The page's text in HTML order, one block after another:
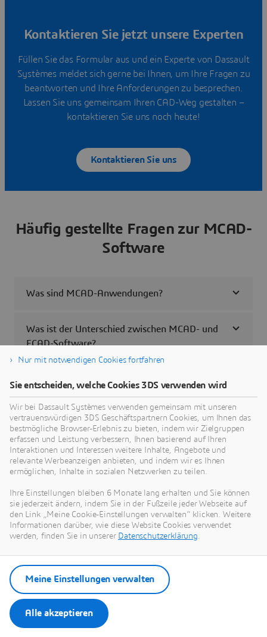
Kontaktieren Sie jetzt unsere Experten
Füllen Sie das Formular aus und ein Experte von Dassault
Systèmes meldet sich gerne bei Ihnen, um Ihre Fragen zu
beantworten und Ihre Anforderungen zu besprechen.
Lassen Sie uns gemeinsam Ihren CAD-Weg gestalten –
kontaktieren Sie uns noch heute!
Kontaktieren Sie uns
Häufig gestellte Fragen zur MCAD-
Software
Was sind MCAD-Anwendungen?
Was ist der Unterschied zwischen MCAD- und
ECAD-Software?
Kann MCAD-Software in andere
Wie verbessert MCAD-Software die
Produktqualität?
Zeichnungen und wie unterstützt sie den
Produktdesignprozess?
geeignet?
Nur mit notwendigen Cookies fortfahren
Sie entscheiden, welche Cookies 3DS verwenden wird
Wir bei Dassault Systèmes verwenden gemeinsam mit unseren
vertrauenswürdigen 3DS Geschäftspartnern Cookies, um Ihnen das
bestmögliche Browser-Erlebnis zu bieten, indem wir Zielgruppen
erfassen und Leistung verbessern, Ihnen basierend auf Ihren
Interaktionen und Interessen weitere Inhalte, Angebote und
relevante Werbeanzeigen anbieten, und indem wir es Ihnen
ermöglichen, Inhalte in sozialen Netzwerken zu teilen.
Ihre Einstellungen bleiben 6 Monate lang erhalten und Sie können
sie jederzeit ändern, indem Sie in der Fußzeile jeder Webseite auf
den Link „Meine Cookie-Einstellungen verwalten“ klicken. Weitere
Informationen darüber, wie diese Website Cookies verwendet
werden, finden Sie in unserer Datenschutzerklärung.
Alle akzeptieren
Meine Einstellungen verwalten